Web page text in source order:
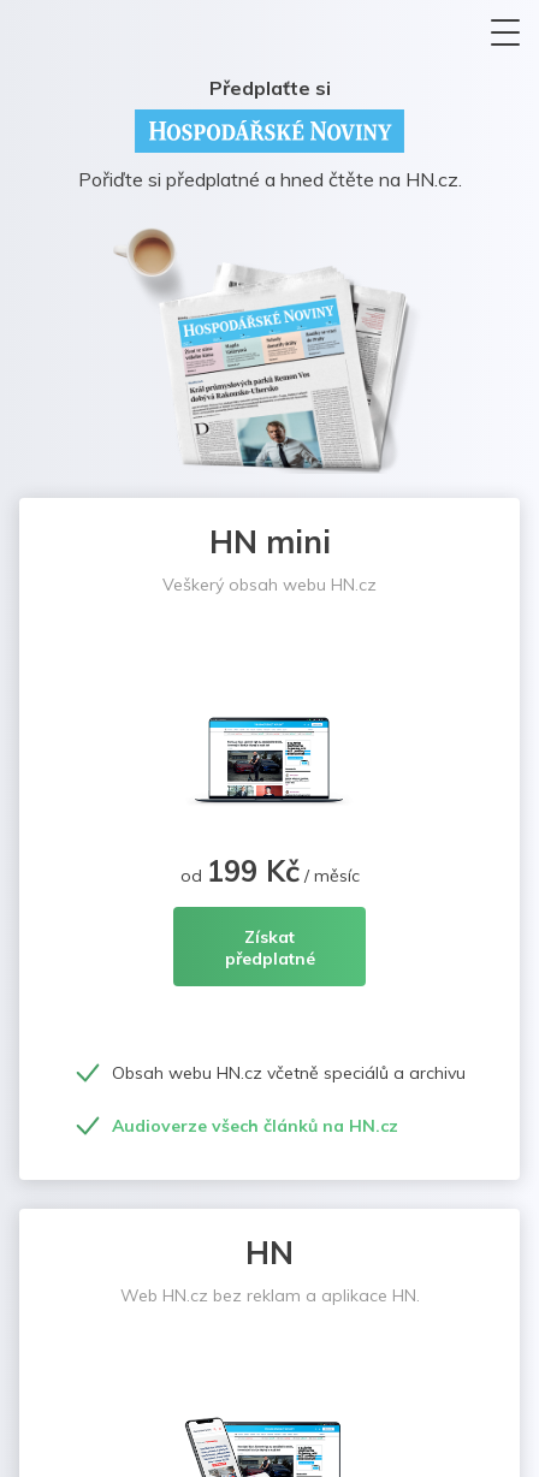
Předplaťte si
Pořiďte si předplatné a hned čtěte na HN.cz.
HN mini
Veškerý obsah webu HN.cz
od 199 Kč/ měsíc
Získat
předplatné
Obsah webu HN.cz včetně speciálů a archivu
Audioverze všech článků na HN.cz
HN
Web HN.cz bez reklam a aplikace HN.